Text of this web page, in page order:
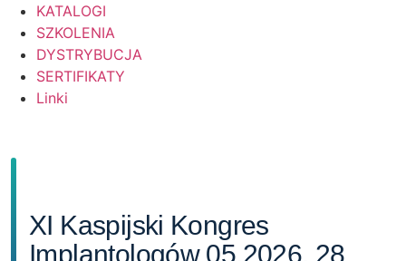
KATALOGI
SZKOLENIA
DYSTRYBUCJA
SERTIFIKATY
Linki
XI Kaspijski Kongres
Implantologów 05.2026, 28